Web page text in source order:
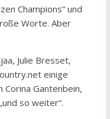
Champions“ und
Worte. Aber
Julie Bresset,
einige
Gantenbein,
so weiter“.